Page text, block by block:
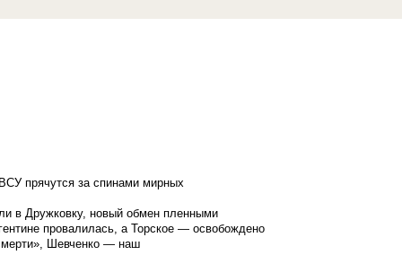
прячутся за спинами мирных
в Дружковку, новый обмен пленными
провалилась, а Торское — освобождено
Шевченко — наш